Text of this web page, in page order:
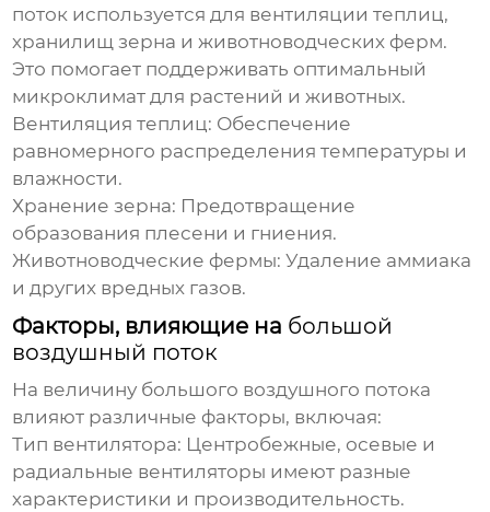
поток используется для вентиляции теплиц,
хранилищ зерна и животноводческих ферм.
Это помогает поддерживать оптимальный
микроклимат для растений и животных.
Вентиляция теплиц: Обеспечение
равномерного распределения температуры и
влажности.
Хранение зерна: Предотвращение
образования плесени и гниения.
Животноводческие фермы: Удаление аммиака
и других вредных газов.
Факторы, влияющие на большой
воздушный поток
На величину большого воздушного потока
влияют различные факторы, включая:
Тип вентилятора: Центробежные, осевые и
радиальные вентиляторы имеют разные
характеристики и производительность.